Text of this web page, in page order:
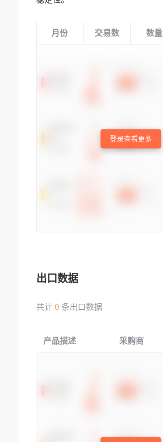
月份 交易数 数量
登录查看更多
出口数据
共计 0条出口数据
产品描述 采购商